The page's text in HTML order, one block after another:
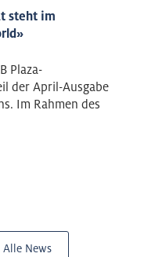
steht im
Plaza-
der April-Ausgabe
Im Rahmen des
Alle News